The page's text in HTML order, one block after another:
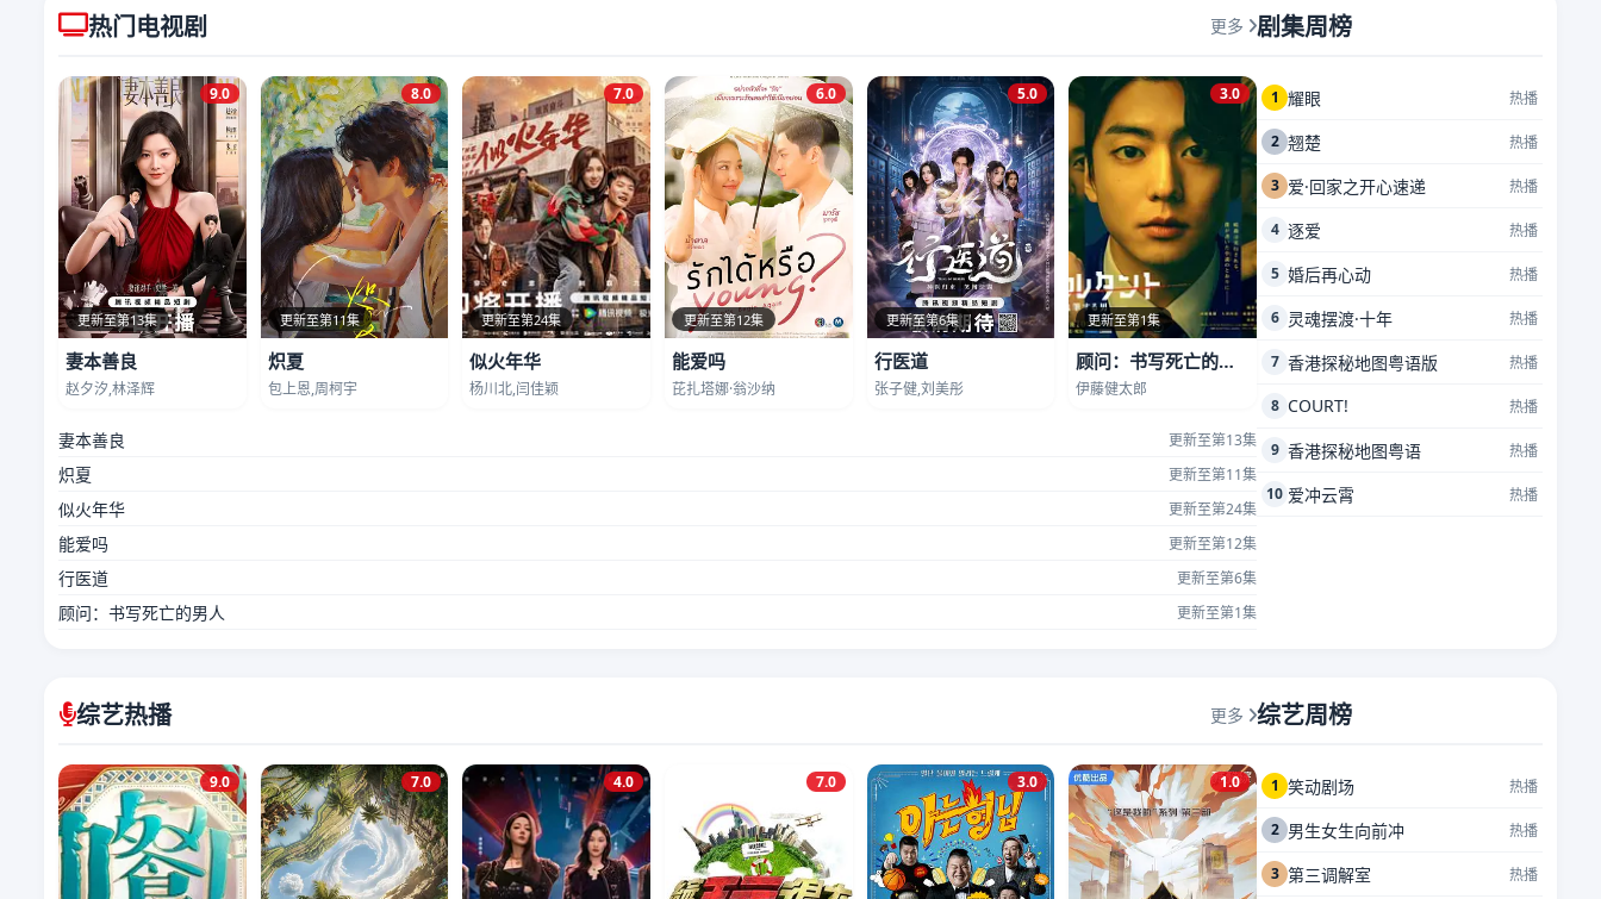
热门电视剧 更多
更新至第13集
9.0
妻本善良
赵夕汐,林泽辉
更新至第11集
8.0
炽夏
包上恩,周柯宇
更新至第24集
7.0
似火年华
杨川北,闫佳颖
更新至第12集
6.0
能爱吗
芘扎塔娜·翁沙纳
更新至第6集
5.0
行医道
张子健,刘美彤
更新至第1集
3.0
顾问：书写死亡的男人
伊藤健太郎
妻本善良 更新至第13集
炽夏 更新至第11集
似火年华 更新至第24集
能爱吗 更新至第12集
行医道 更新至第6集
顾问：书写死亡的男人 更新至第1集
剧集周榜
1 耀眼 热播
2 翘楚 热播
3 爱·回家之开心速递 热播
4 逐爱 热播
5 婚后再心动 热播
6 灵魂摆渡·十年 热播
7 香港探秘地图粤语版 热播
8 COURT! 热播
9 香港探秘地图粤语 热播
10 爱冲云霄 热播
综艺热播 更多
9.0 7.0 4.0 7.0 3.0 1.0
综艺周榜
1 笑动剧场 热播
2 男生女生向前冲 热播
3 第三调解室 热播